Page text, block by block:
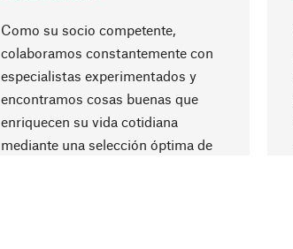
Como su socio competente,
colaboramos constantemente con
especialistas experimentados y
encontramos cosas buenas que
enriquecen su vida cotidiana
mediante una selección óptima de